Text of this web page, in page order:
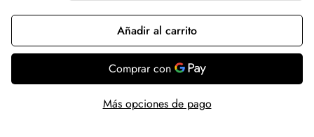
Añadir al carrito
Más opciones de pago